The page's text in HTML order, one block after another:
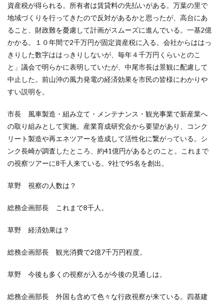
資産税が得られる。所有者は賃貸料の先払いがある。万葉の里で
地域づくりを行ってきたので反対があるかと思ったが、高台にあ
ること、財政難を憂慮して計画がスムーズに進んでいる。一基2億
かかる。１０年間で2千万円が固定資産税に入る。会社からははっ
きりした数字ははっきりしないが、毎年４千万円くらいとのこ
と」議会で明らかに表明していたが、中尾市長は景観に配慮して
中止した。前山沖の風力発電の経済効果を市民の皆様にわかりや
すい説明を。
市長 風車製造・組み立て・メンテナンス・観光事業で新産業へ
の取り組みとして実施。産業育成研究会から要望があり、コンク
リート製造や再エネツアーを造成して活性化に繋がっている。シ
ンク長崎が調査したところ、約41億円があるとのこと。これまで
の視察ツアーに8千人来ている。9社で95名を創出。
草野 視察の人数は？
総務企画部長 これまで8千人。
草野 経済効果は？
総務企画部長 観光消費で2億7千万円程度。
草野 今後も多くの視察が入るが今後の見通しは。
総務企画部長 外国も含めて色々な行政視察が来ている。四基建